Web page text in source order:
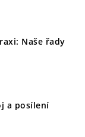
Naše řady
a posílení